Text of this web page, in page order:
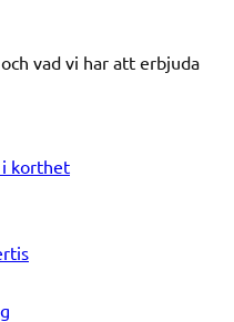
vad vi har att erbjuda
korthet